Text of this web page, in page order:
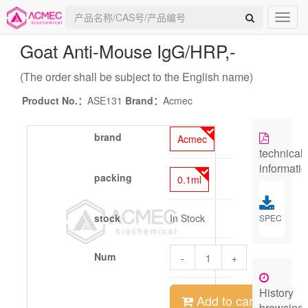
Goat Anti-Mouse IgG/HRP,-
(The order shall be subject to the English name)
Product No.： ASE131 Brand： Acmec
brand Acmec
packing 0.1ml
stock In Stock
Num - +
Add to cart
technical
SPEC
History